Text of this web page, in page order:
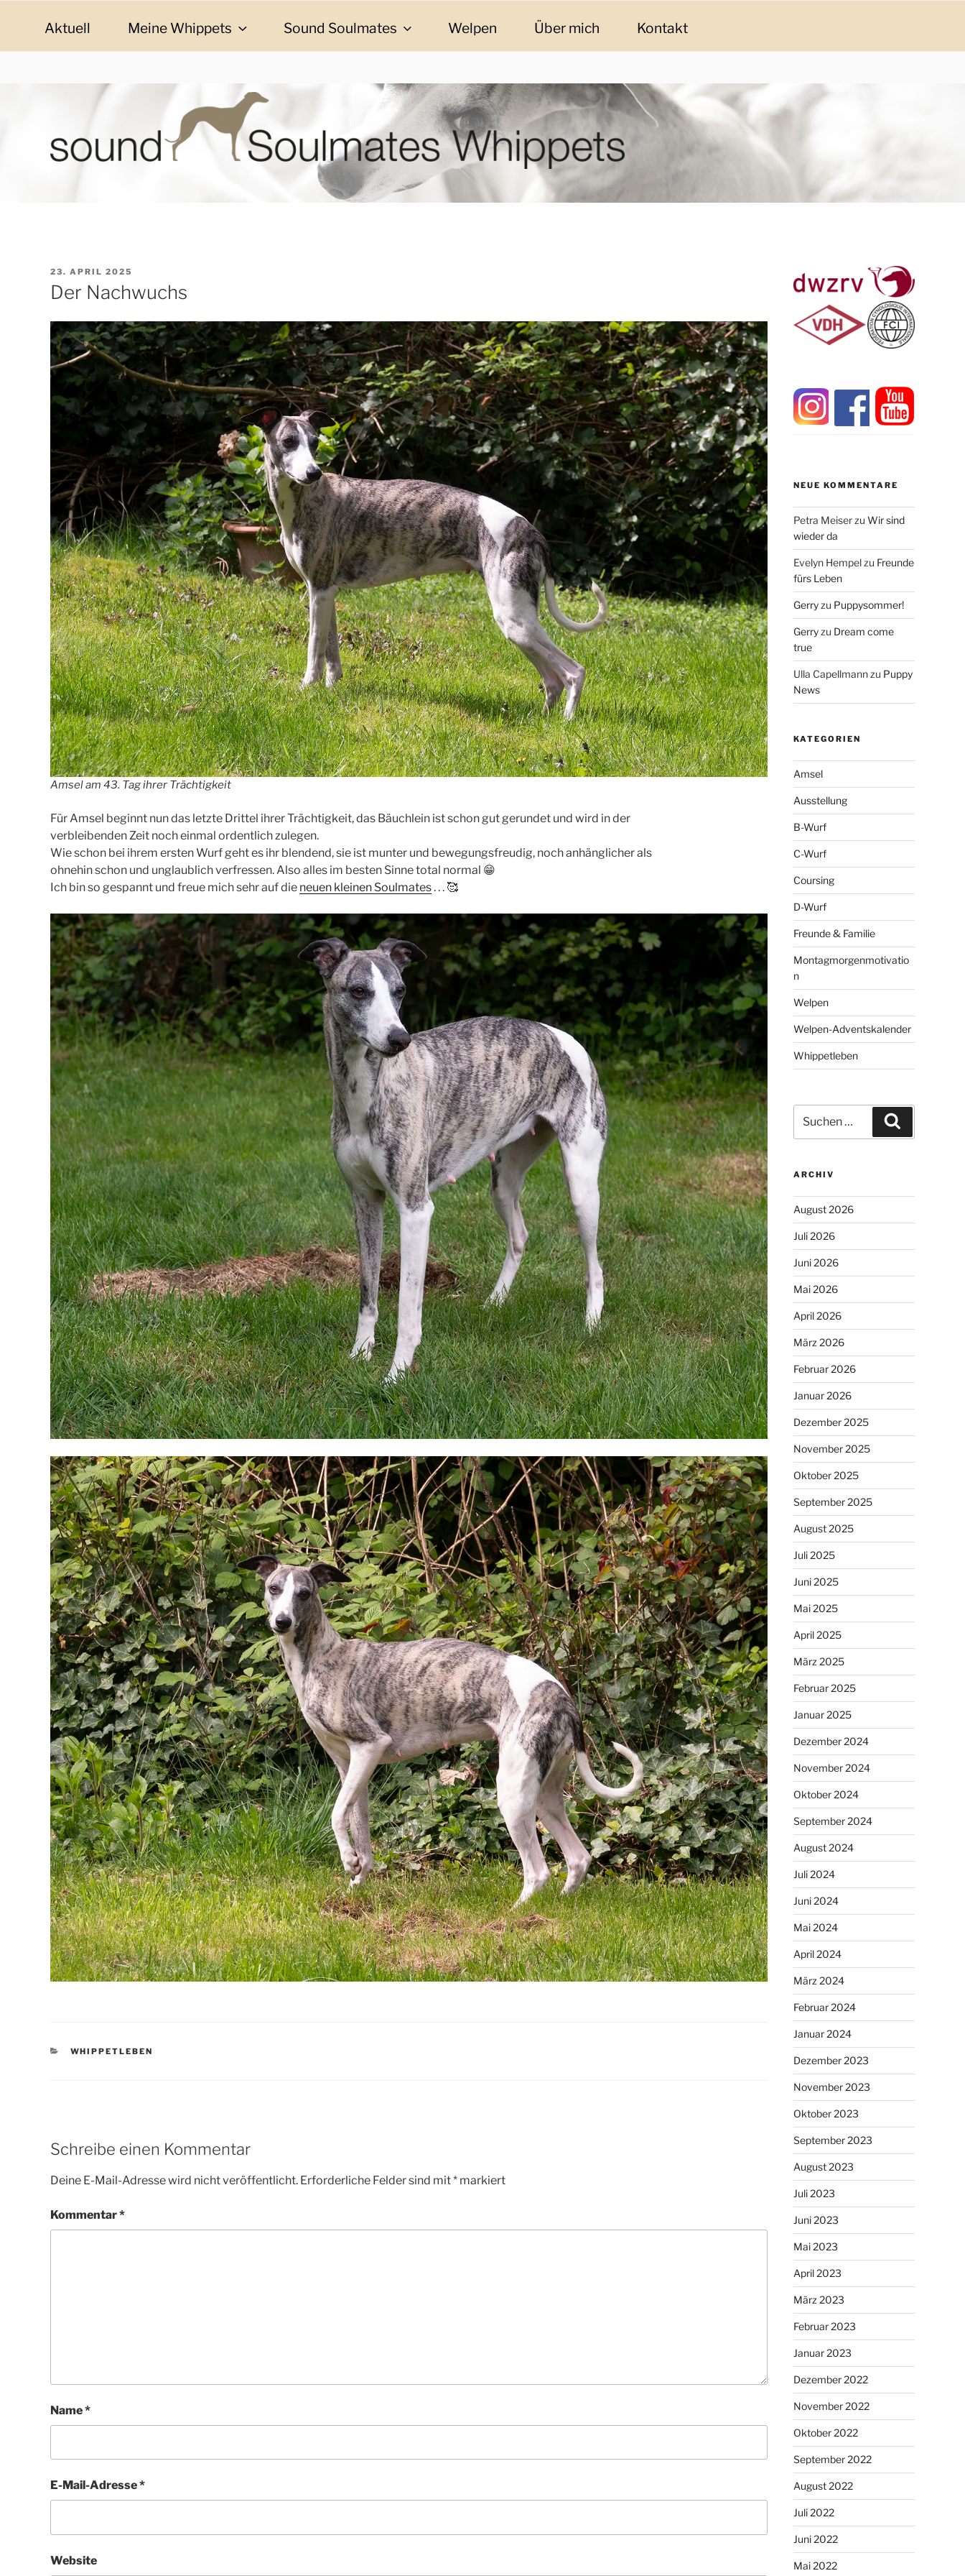
SOUND SOULMATES WHIPPETS
sound Soulmates – Whippets fürs Leben! Bilder, Geschichten und Informationen
Aktuell Meine Whippets Sound Soulmates Welpen Über mich Kontakt
VERÖFFENTLICHT
AM
23. APRIL 2025
Der Nachwuchs
Amsel am 43. Tag ihrer Trächtigkeit
Für Amsel beginnt nun das letzte Drittel ihrer Trächtigkeit, das Bäuchlein ist schon gut gerundet und wird in der
verbleibenden Zeit noch einmal ordentlich zulegen.
Wie schon bei ihrem ersten Wurf geht es ihr blendend, sie ist munter und bewegungsfreudig, noch anhänglicher als
ohnehin schon und unglaublich verfressen. Also alles im besten Sinne total normal 😁
Ich bin so gespannt und freue mich sehr auf die neuen kleinen Soulmates. . . 🥰
KATEGORIEN
WHIPPETLEBEN
Schreibe einen Kommentar
Deine E-Mail-Adresse wird nicht veröffentlicht. Erforderliche Felder sind mit* markiert
Kommentar*
Name*
E-Mail-Adresse*
Website
NEUE KOMMENTARE
Petra Meiser zuWir sind
wieder da
Evelyn Hempel zu Freunde
fürs Leben
Gerry zu Puppysommer!
Gerry zu Dream come
true
Ulla Capellmann zu Puppy
News
KATEGORIEN
Amsel
Ausstellung
B-Wurf
C-Wurf
Coursing
D-Wurf
Freunde & Familie
Montagmorgenmotivatio
n
Welpen
Welpen-Adventskalender
Whippetleben
nach:
ARCHIV
August 2026
Juli 2026
Juni 2026
Mai 2026
April 2026
März 2026
Februar 2026
Januar 2026
Dezember 2025
November 2025
Oktober 2025
September 2025
August 2025
Juli 2025
Juni 2025
Mai 2025
April 2025
März 2025
Februar 2025
Januar 2025
Dezember 2024
November 2024
Oktober 2024
September 2024
August 2024
Juli 2024
Juni 2024
Mai 2024
April 2024
März 2024
Februar 2024
Januar 2024
Dezember 2023
November 2023
Oktober 2023
September 2023
August 2023
Juli 2023
Juni 2023
Mai 2023
April 2023
März 2023
Februar 2023
Januar 2023
Dezember 2022
November 2022
Oktober 2022
September 2022
August 2022
Juli 2022
Juni 2022
Mai 2022